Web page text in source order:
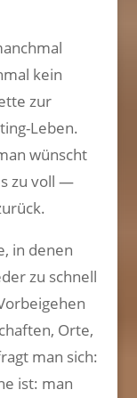
kein
zur
Leben.
wünscht
zu voll —
in denen
zu schnell
Orte,
man sich:
ist: man